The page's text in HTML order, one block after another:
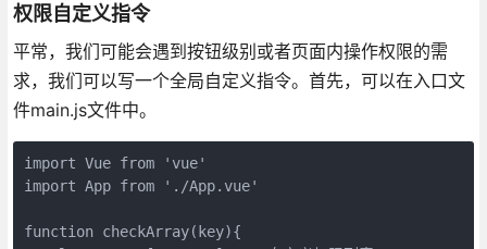
权限自定义指令
平常，我们可能会遇到按钮级别或者页面内操作权限的需
求，我们可以写一个全局自定义指令。首先，可以在入口文
件main.js文件中。
import Vue from 'vue'
import App from './App.vue'
function checkArray(key){